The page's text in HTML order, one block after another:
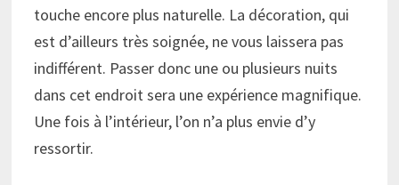
touche encore plus naturelle. La décoration, qui
est d’ailleurs très soignée, ne vous laissera pas
indifférent. Passer donc une ou plusieurs nuits
dans cet endroit sera une expérience magnifique.
Une fois à l’intérieur, l’on n’a plus envie d’y
ressortir.